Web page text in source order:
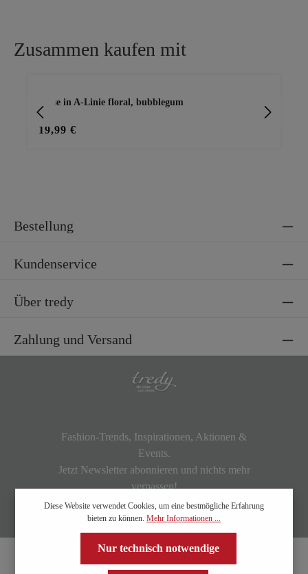
Zusammen kaufen mit
Bluse in A-Linie floral, bubblegum
19,99 €
Bestellung
Kundenservice
Über tredy
Zahlung und Versand
Fashion-Trends, Inspirationen, Aktionen &
Events.
Jetzt Newsletter abonnieren und nichts mehr
verpassen!
Diese Website verwendet Cookies, um eine bestmögliche Erfahrung
bieten zu können. Mehr Informationen ...
Nur technisch notwendige